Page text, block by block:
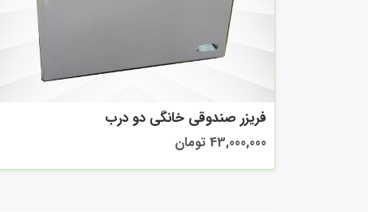
فریزر صندوقی خانگی دو درب
43,000,000 تومان